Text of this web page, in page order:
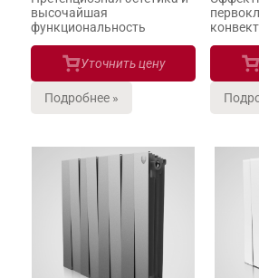
высочайшая
функциональность
Уточнить цену
Подробнее »